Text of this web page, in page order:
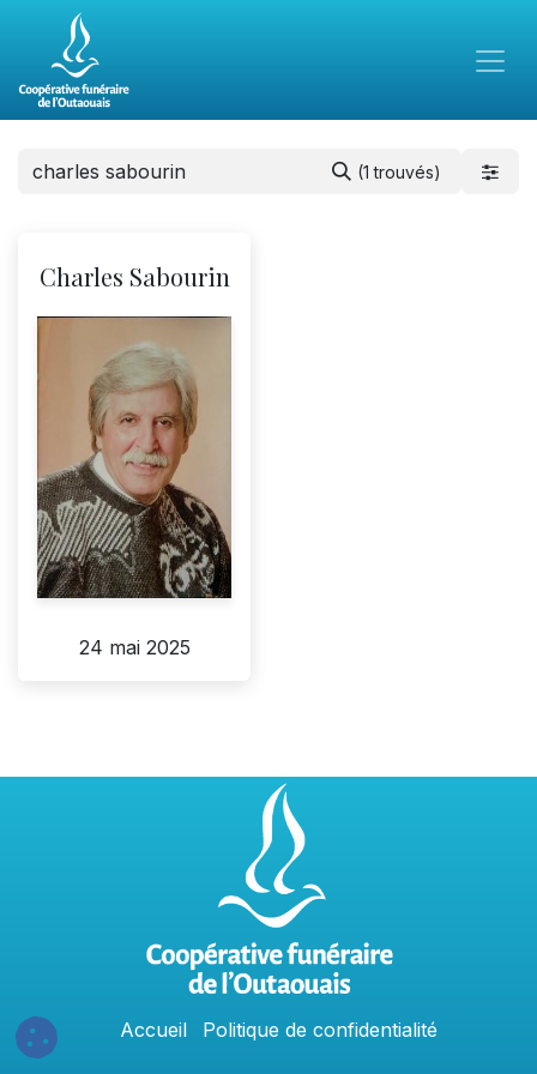
(1 trouvés)
Charles Sabourin
24 mai 2025
Accue​il Politique​​ de confidentialit​é